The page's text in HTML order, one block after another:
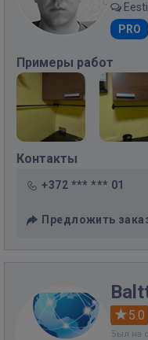
PRO
Примеры работ
Контакты
+372 *** *** 01
Предложить
5.0
Был на